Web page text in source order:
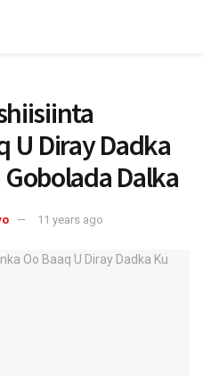
U Diray Dadka
Dalka
11 years ago